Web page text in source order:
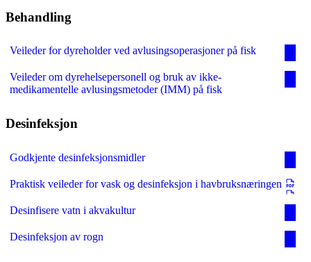
Behandling
Veileder for dyreholder ved avlusingsoperasjoner på fisk
Veileder om dyrehelsepersonell og bruk av ikke-
medikamentelle avlusingsmetoder (IMM) på fisk
Desinfeksjon
Godkjente desinfeksjonsmidler
Praktisk veileder for vask og desinfeksjon i havbruksnæringen
Desinfisere vatn i akvakultur
Desinfeksjon av rogn